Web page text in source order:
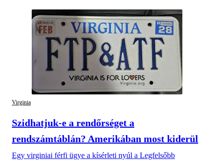
Virginia
Szidhatjuk-e a rendőrséget a
rendszámtáblán? Amerikában most kiderül
Egy virginiai férfi ügye a kísérleti nyúl a Legfelsőbb